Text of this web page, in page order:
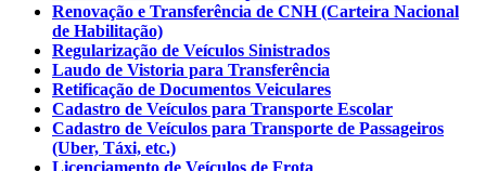
Renovação e Transferência de CNH (Carteira Nacional
de Habilitação)
Regularização de Veículos Sinistrados
Laudo de Vistoria para Transferência
Retificação de Documentos Veiculares
Cadastro de Veículos para Transporte Escolar
Cadastro de Veículos para Transporte de Passageiros
(Uber, Táxi, etc.)
Licenciamento de Veículos de Frota